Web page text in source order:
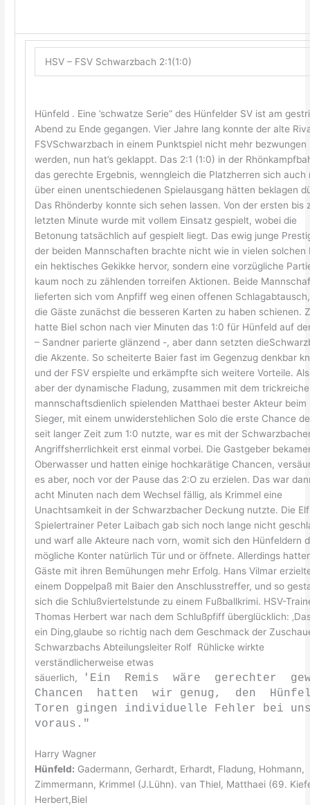
HSV – FSV Schwarzbach 2:1(1:0)
Hünfeld . Eine ’schwatze Serie“ des Hünfelder SV ist am
Abend zu Ende gegangen. Vier Jahre lang konnte der alte
FSVSchwarzbach in einem Punktspiel nicht mehr bezwungen
werden, nun hat’s geklappt. Das 2:1 (1:0) in der
das gerechte Ergebnis, wenngleich die Platzherren sich auch
über einen unentschiedenen Spielausgang hätten beklagen
Das Rhönderby konnte sich sehen lassen. Von der ersten bis
letzten Minute wurde mit vollem Einsatz gespielt, wobei die
Betonung tatsächlich auf gespielt liegt. Das ewig junge
der beiden Mannschaften brachte nicht wie in vielen solchen
ein hektisches Gekikke hervor, sondern eine vorzügliche
kaum noch zu zählenden torreifen Aktionen. Beide
lieferten sich vom Anpfiff weg einen offenen
die Gäste zunächst die besseren Karten zu haben schienen.
hatte Biel schon nach vier Minuten das 1:0 für Hünfeld auf
– Sandner parierte glänzend -, aber dann setzten
die Akzente. So scheiterte Baier fast im Gegenzug denkbar
und der FSV erspielte und erkämpfte sich weitere Vorteile.
aber der dynamische Fladung, zusammen mit dem
mannschaftsdienlich spielenden Matthaei bester Akteur beim
Sieger, mit einem unwiderstehlichen Solo die erste Chance
seit langer Zeit zum 1:0 nutzte, war es mit der
Angriffsherrlichkeit erst einmal vorbei. Die Gastgeber
Oberwasser und hatten einige hochkarätige Chancen,
es aber, noch vor der Pause das 2:O zu erzielen. Das war
acht Minuten nach dem Wechsel fällig, als Krimmel eine
Unachtsamkeit in der Schwarzbacher Deckung nutzte. Die
Spielertrainer Peter Laibach gab sich noch lange nicht
und warf alle Akteure nach vorn, womit sich den Hünfeldern
mögliche Konter natürlich Tür und or öffnete. Allerdings
Gäste mit ihren Bemühungen mehr Erfolg. Hans Vilmar
einem Doppelpaß mit Baier den Anschlusstreffer, und so
sich die Schlußviertelstunde zu einem Fußballkrimi. HSV-
Thomas Herbert war nach dem Schlußpfiff überglücklich:
ein Ding,glaube so richtig nach dem Geschmack der
Schwarzbachs Abteilungsleiter Rolf Rühlicke wirkte
verständlicherweise etwas
säuerlich,
'Ein Remis wäre gerechter
Chancen hatten wir genug, den
Toren gingen individuelle Fehler bei
voraus."
Harry Wagner
Hünfeld: Gadermann, Gerhardt, Erhardt, Fladung, Hohmann,
Zimmermann, Krimmel (J.Lühn). van Thiel, Matthaei (69.
Herbert,Biel